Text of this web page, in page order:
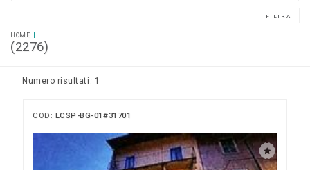
HOME
(2276)
Numero risultati: 1
COD: LCSP-BG-01#31701